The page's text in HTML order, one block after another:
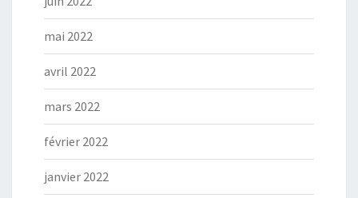
mai 2022
avril 2022
mars 2022
février 2022
janvier 2022